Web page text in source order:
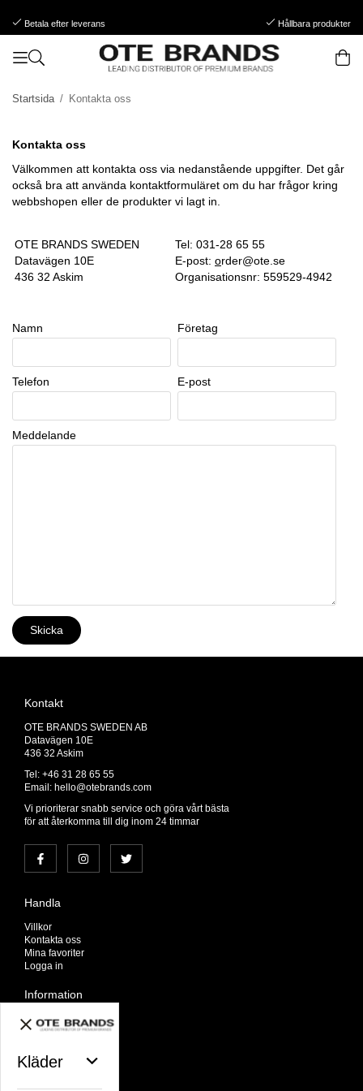
Betala efter leverans Hållbara produkter
Kläder
Startsida / Kontakta oss
Kontakta oss
Välkommen att kontakta oss via nedanstående uppgifter. Det går
också bra att använda kontaktformuläret om du har frågor kring
webbshopen eller de produkter vi lagt in.
OTE BRANDS SWEDEN
Datavägen 10E
436 32 Askim
Tel: 031-28 65 55
E-post: order@ote.se
Organisationsnr: 559529-4942
Namn Företag
Telefon E-post
Meddelande
Kontakt
OTE BRANDS SWEDEN AB
Datavägen 10E
436 32 Askim
Tel: +46 31 28 65 55
Email: hello@otebrands.com
Vi prioriterar snabb service och göra vårt bästa
för att återkomma till dig inom 24 timmar
Handla
Villkor
Kontakta oss
Mina favoriter
Logga in
Information
Om oss
Nyheter
Avtalskund
Om cookies